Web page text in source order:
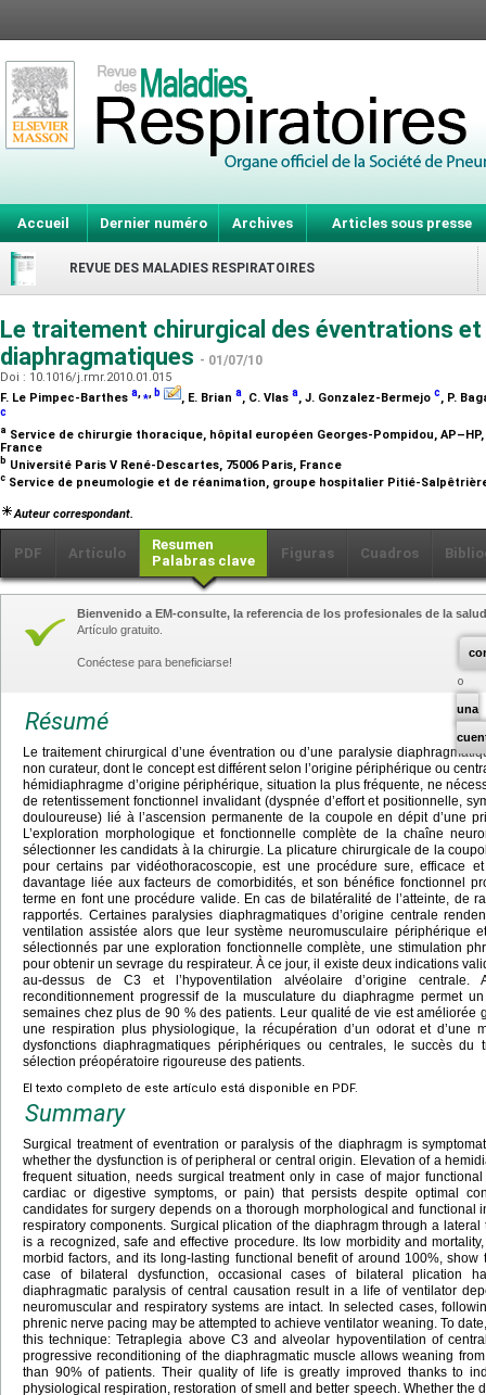
Accueil Dernier numéro Archives Articles sous presse
REVUE DES MALADIES RESPIRATOIRES
Le traitement chirurgical des éventrations
diaphragmatiques - 01/07/10
Doi : 10.1016/j.rmr.2010.01.015
F. Le Pimpec-Barthes a,⁎, b , E. Brian a, C. Vlas a, J. Gonzalez-Bermejo c, P.
c
a Service de chirurgie thoracique, hôpital européen Georges-Pompidou, AP–HP,
France
b Université Paris V René-Descartes, 75006 Paris, France
c Service de pneumologie et de réanimation, groupe hospitalier Pitié-
Auteur correspondant.
PDF Artículo
Resumen
Palabras clave
Figuras Cuadros
una
Bienvenido a EM-consulte, la referencia de los profesionales de la
Artículo gratuito.
Conéctese para beneficiarse!
Résumé
Le traitement chirurgical d’une éventration ou d’une paralysie
non curateur, dont le concept est différent selon l’origine périphérique ou
hémidiaphragme d’origine périphérique, situation la plus fréquente, ne
de retentissement fonctionnel invalidant (dyspnée d’effort et positionnelle,
douloureuse) lié à l’ascension permanente de la coupole en dépit d’une
L’exploration morphologique et fonctionnelle complète de la chaîne
sélectionner les candidats à la chirurgie. La plicature chirurgicale de la
pour certains par vidéothoracoscopie, est une procédure sure, efficace
davantage liée aux facteurs de comorbidités, et son bénéfice fonctionnel
terme en font une procédure valide. En cas de bilatéralité de l’atteinte, de
rapportés. Certaines paralysies diaphragmatiques d’origine centrale
ventilation assistée alors que leur système neuromusculaire périphérique
sélectionnés par une exploration fonctionnelle complète, une stimulation
pour obtenir un sevrage du respirateur. À ce jour, il existe deux indications
au-dessus de C3 et l’hypoventilation alvéolaire d’origine centrale.
reconditionnement progressif de la musculature du diaphragme permet
semaines chez plus de 90 % des patients. Leur qualité de vie est améliorée
une respiration plus physiologique, la récupération d’un odorat et d’une
dysfonctions diaphragmatiques périphériques ou centrales, le succès du
sélection préopératoire rigoureuse des patients.
El texto completo de este artículo está disponible en PDF.
Summary
Surgical treatment of eventration or paralysis of the diaphragm is
whether the dysfunction is of peripheral or central origin. Elevation of a
frequent situation, needs surgical treatment only in case of major
cardiac or digestive symptoms, or pain) that persists despite optimal
candidates for surgery depends on a thorough morphological and functional
respiratory components. Surgical plication of the diaphragm through a
is a recognized, safe and effective procedure. Its low morbidity and
morbid factors, and its long-lasting functional benefit of around 100%,
case of bilateral dysfunction, occasional cases of bilateral plication
diaphragmatic paralysis of central causation result in a life of ventilator
neuromuscular and respiratory systems are intact. In selected cases,
phrenic nerve pacing may be attempted to achieve ventilator weaning. To
this technique: Tetraplegia above C3 and alveolar hypoventilation of
progressive reconditioning of the diaphragmatic muscle allows weaning
than 90% of patients. Their quality of life is greatly improved thanks to
physiological respiration, restoration of smell and better speech. Whether the